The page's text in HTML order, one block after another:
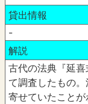
貸出情報
-
解説
古代の法典『延
て調査したもの
寄せていたこと